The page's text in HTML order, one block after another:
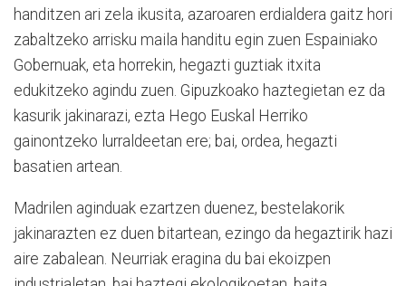
handitzen ari zela ikusita, azaroaren erdialdera gaitz hori
zabaltzeko arrisku maila handitu egin zuen Espainiako
Gobernuak, eta horrekin, hegazti guztiak itxita
edukitzeko agindu zuen. Gipuzkoako haztegietan ez da
kasurik jakinarazi, ezta Hego Euskal Herriko
gainontzeko lurraldeetan ere; bai, ordea, hegazti
basatien artean.
Madrilen aginduak ezartzen duenez, bestelakorik
jakinarazten ez duen bitartean, ezingo da hegaztirik hazi
aire zabalean. Neurriak eragina du bai ekoizpen